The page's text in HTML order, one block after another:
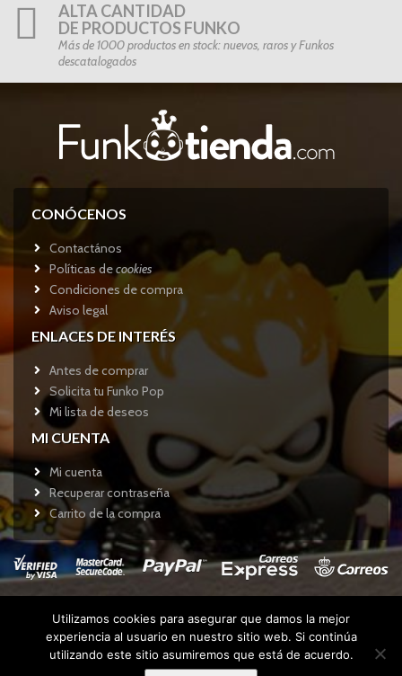
ALTA CANTIDAD
DE PRODUCTOS FUNKO
Más de 1000 productos en stock: nuevos, raros y Funkos
descatalogados
CONÓCENOS
Contactános
Políticas decookies
Condiciones de compra
Aviso legal
ENLACES DE INTERÉS
Antes de comprar
Solicita tu Funko Pop
Mi lista de deseos
MI CUENTA
Mi cuenta
Recuperar contraseña
Carrito de la compra
Copyright © 2017Funkotienda.com - Todos los derechos
reservados.
Utilizamos cookies para asegurar que damos la mejor
experiencia al usuario en nuestro sitio web. Si continúa
utilizando este sitio asumiremos que está de acuerdo.